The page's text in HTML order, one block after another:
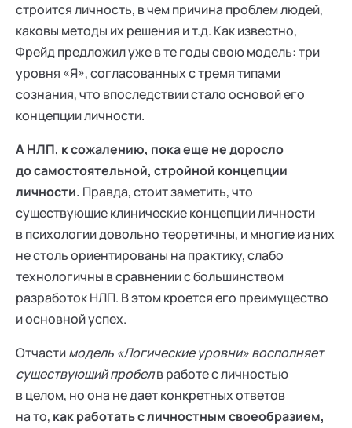
строится личность, в чем причина проблем людей,
каковы методы их решения и т.д. Как известно,
Фрейд предложил уже в те годы свою модель: три
уровня «Я», согласованных с тремя типами
сознания, что впоследствии стало основой его
концепции личности.
А НЛП, к сожалению, пока еще не доросло
до самостоятельной, стройной концепции
личности. Правда, стоит заметить, что
существующие клинические концепции личности
в психологии довольно теоретичны, и многие из них
не столь ориентированы на практику, слабо
технологичны в сравнении с большинством
разработок НЛП. В этом кроется его преимущество
и основной успех.
Отчастимодель «Логические уровни» восполняет
существующий пробелв работе с личностью
в целом, но она не дает конкретных ответов
на то, как работать с личностным своеобразием,